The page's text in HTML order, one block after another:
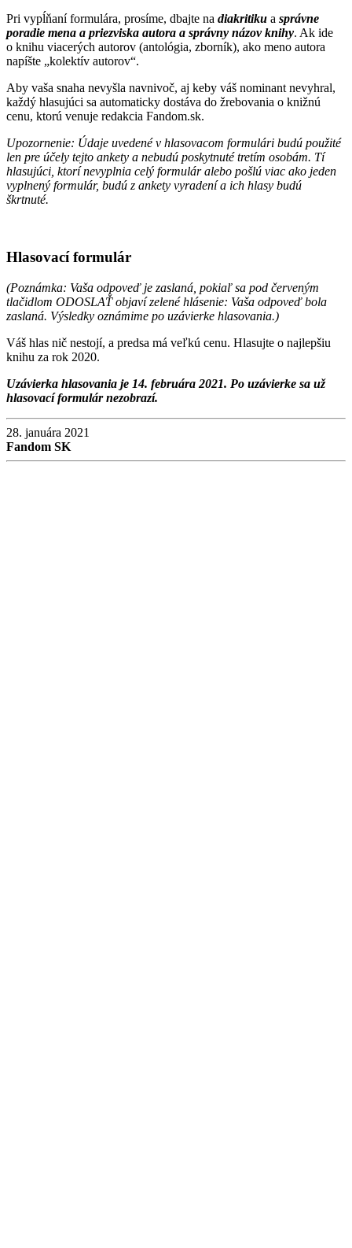
Pri vypĺňaní formulára, prosíme, dbajte na diakritiku a správne
poradie mena a priezviska autora a správny názov knihy. Ak ide
o knihu viacerých autorov (antológia, zborník), ako meno autora
napíšte „kolektív autorov“.
Aby vaša snaha nevyšla navnivoč, aj keby váš nominant nevyhral,
každý hlasujúci sa automaticky dostáva do žrebovania o knižnú
cenu, ktorú venuje redakcia Fandom.sk.
Upozornenie: Údaje uvedené v hlasovacom formulári budú použité
len pre účely tejto ankety a nebudú poskytnuté tretím osobám. Tí
hlasujúci, ktorí nevyplnia celý formulár alebo pošlú viac ako jeden
vyplnený formulár, budú z ankety vyradení a ich hlasy budú
škrtnuté.
Hlasovací formulár
(Poznámka: Vaša odpoveď je zaslaná, pokiaľ sa pod červeným
tlačidlom ODOSLAŤ objaví zelené hlásenie: Vaša odpoveď bola
zaslaná. Výsledky oznámime po uzávierke hlasovania.)
Váš hlas nič nestojí, a predsa má veľkú cenu. Hlasujte o najlepšiu
knihu za rok 2020.
Uzávierka hlasovania je 14. februára 2021. Po uzávierke sa už
hlasovací formulár nezobrazí.
28. januára 2021
Fandom SK